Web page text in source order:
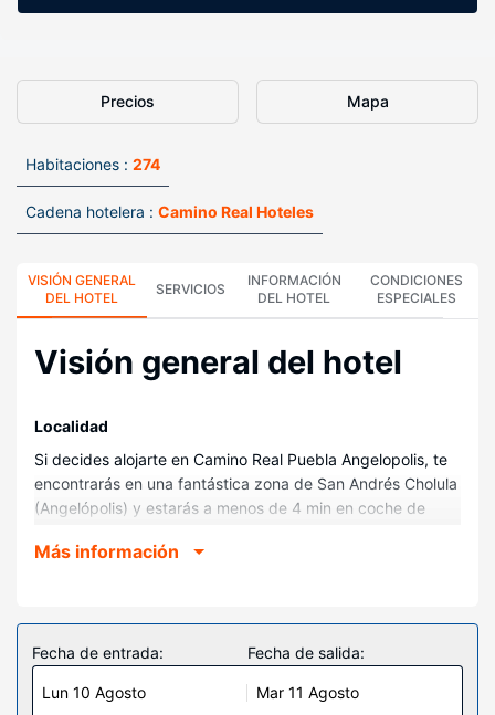
Precios Mapa
Habitaciones : 274
Cadena hotelera : Camino Real Hoteles
VISIÓN GENERAL
DEL HOTEL
SERVICIOS
INFORMACIÓN
DEL HOTEL
CONDICIONES
ESPECIALES
Visión general del hotel
Localidad
Si decides alojarte en Camino Real Puebla Angelopolis, te
encontrarás en una fantástica zona de San Andrés Cholula
(Angelópolis) y estarás a menos de 4 min en coche de
Además, este hotel se encuentra a 20 km de Zoológico
Te sentirás como en tu propia casa en cualquiera de las
274 habitaciones con aire acondicionado. Mantén el
contacto con los tuyos gracias a la la conexión wifi gratis.
Más información
Fecha de entrada:
Lun 10 Agosto
Fecha de salida:
Mar 11 Agosto